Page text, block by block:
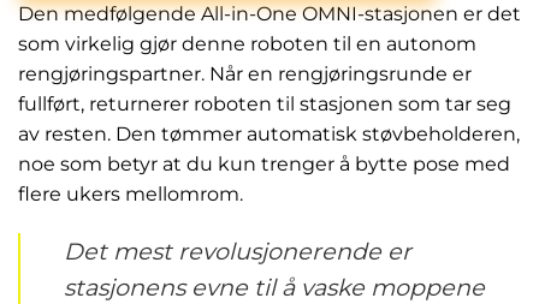
Den medfølgende All-in-One OMNI-stasjonen er det
som virkelig gjør denne roboten til en autonom
rengjøringspartner. Når en rengjøringsrunde er
fullført, returnerer roboten til stasjonen som tar seg
av resten. Den tømmer automatisk støvbeholderen,
noe som betyr at du kun trenger å bytte pose med
flere ukers mellomrom.
Det mest revolusjonerende er
stasjonens evne til å vaske moppene